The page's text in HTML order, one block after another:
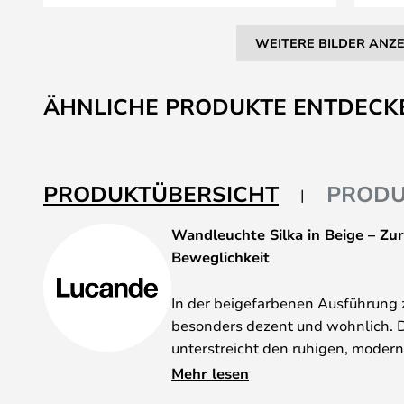
WEITERE BILDER
Anfang
der
ÄHNLICHE PRODUKTE
PRODUKTÜBERSICHT
Wandleuchte Silka in Beige –
Beweglichkeit
In der beigefarbenen
besonders dezent und wohnlich.
unterstreicht den ruhigen,
macht sie zu einer
Mehr lesen